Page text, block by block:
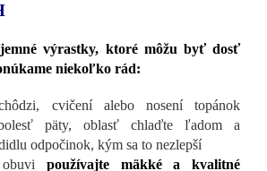
výrastky, ktoré môžu byť dosť
niekoľko rád:
cvičení alebo nosení topánok
päty, oblasť chlaďte ľadom a
odpočinok, kým sa to nezlepší
používajte mäkké a kvalitné